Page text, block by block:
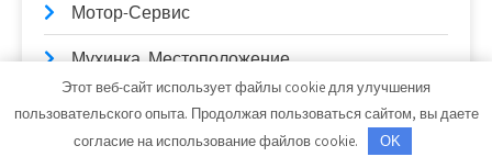
Мотор-Сервис
Мухинка, Местоположение
Мэрилэнд, база семейного отдыха
На кольце, автомоечный комплекс
Этот веб-сайт использует файлы cookie для улучшения
пользовательского опыта. Продолжая пользоваться сайтом, вы даете
согласие на использование файлов cookie.
OK